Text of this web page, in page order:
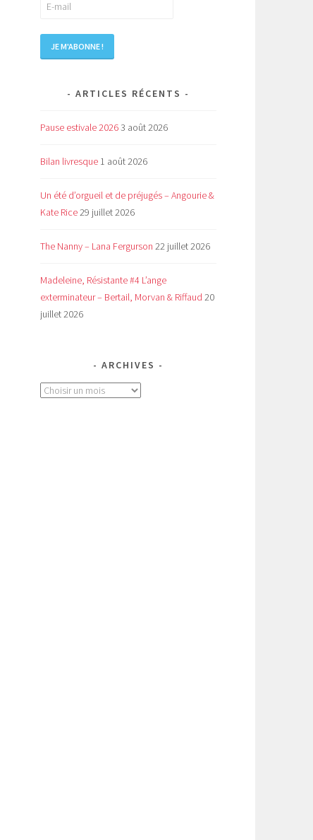
ARTICLES RÉCENTS
Pause estivale 20263 août 2026
Bilan livresque 1 août 2026
Un été d’orgueil et de préjugés – Angourie &
Kate Rice29 juillet 2026
The Nanny – Lana Fergurson 22 juillet 2026
Madeleine, Résistante #4 L’ange
exterminateur – Bertail, Morvan & Riffaud 20
juillet 2026
ARCHIVES
Archives